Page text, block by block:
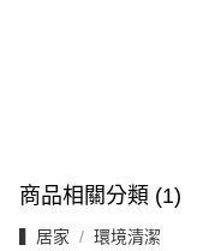
商品相關分類 (1)
▍居家 環境清潔